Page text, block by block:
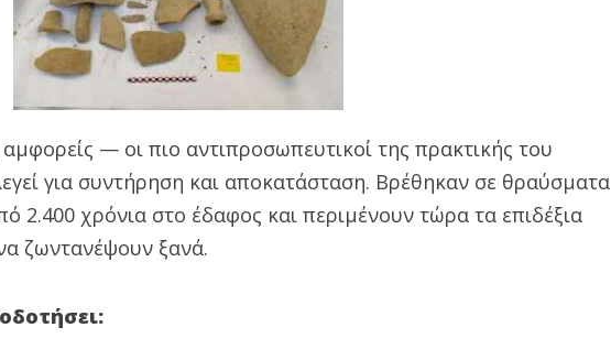
— οι πιο αντιπροσωπευτικοί της πρακτικής του
για συντήρηση και αποκατάσταση. Βρέθηκαν σε θραύσματα
2.400 χρόνια στο έδαφος και περιμένουν τώρα τα επιδέξια
ζωντανέψουν ξανά.